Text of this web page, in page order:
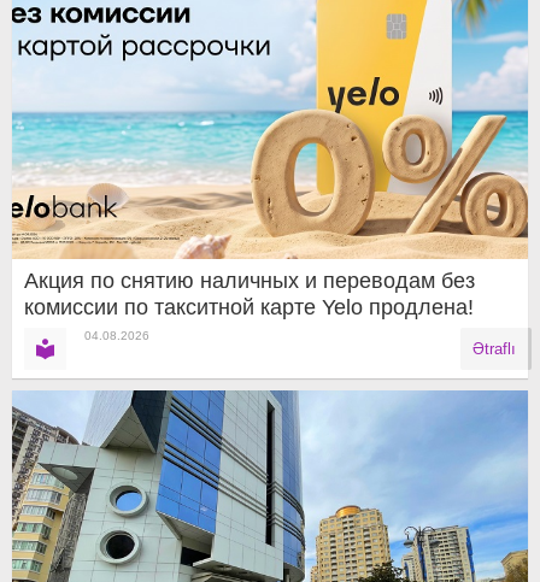
Акция по снятию наличных и переводам без
комиссии по такситной карте Yelo продлена!
04.08.2026
Ətraflı